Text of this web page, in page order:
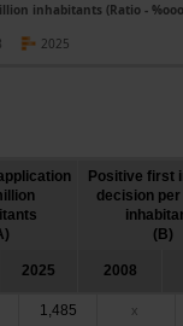
inhabitants (Ratio -
2025
Positive first
decision
(B)
2025 2008
1,485 x